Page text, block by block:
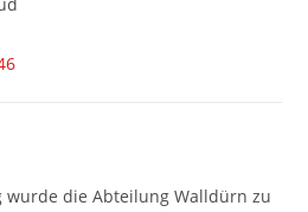
wurde die Abteilung Walldürn zu